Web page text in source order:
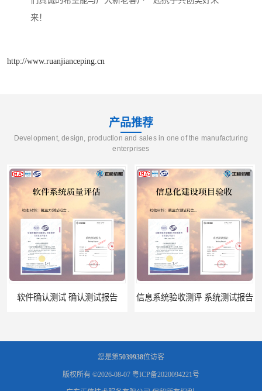
来！
http://www.ruanjianceping.cn
产品推荐
Development, design, production and sales in one of the manufacturing
enterprises
软件确认测试 确认测试报告 信息系统验收测评 系统测试报告
您是第5039938位访客
版权所有 ©2026-08-07 粤ICP备2020094221号